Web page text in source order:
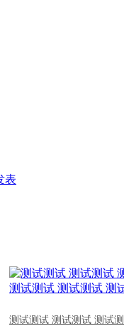
表
测试测试 测试测试 测试